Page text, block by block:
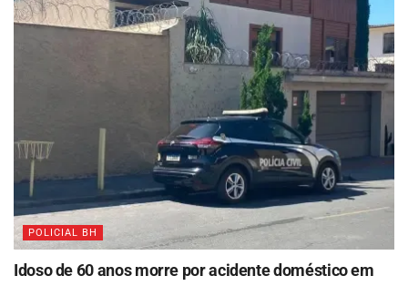
POLICIAL BH
Idoso de 60 anos morre por acidente doméstico em